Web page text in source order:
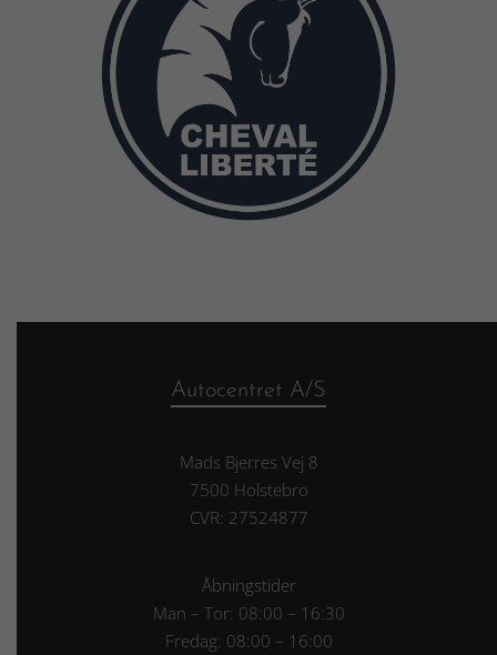
Autocentret A/S
Mads Bjerres Vej 8
7500 Holstebro
CVR: 27524877
Åbningstider
Man – Tor: 08:00 – 16:30
Fredag: 08:00 – 16:00